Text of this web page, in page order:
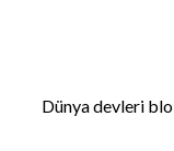
Dünya devleri